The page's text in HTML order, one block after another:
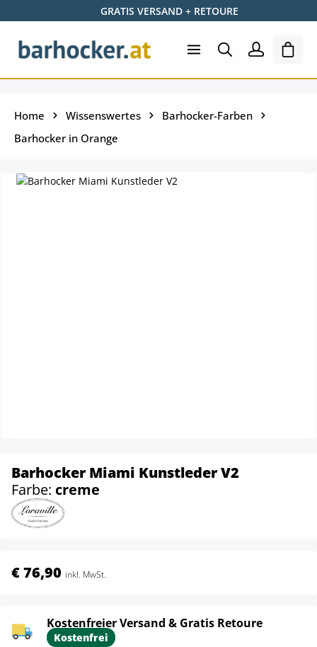
Zum Hauptinhalt springenGRATIS VERSAND + RETOURE
Home Wissenswertes
Barhocker-Farben
Barhocker in Orange
Barhocker Miami Kunstleder V2
Farbe: creme
€ 76,90 inkl. MwSt.
Kostenfreier Versand & Gratis Retoure
Kostenfrei